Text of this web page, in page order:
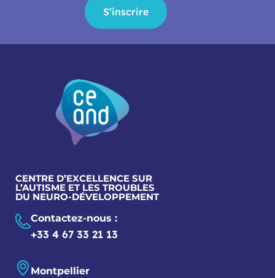
S’inscrire
CENTRE D’EXCELLENCE SUR
L’AUTISME ET LES TROUBLES
DU NEURO-DÉVELOPPEMENT
Contactez-nous :
+33 4 67 33 21 13
Montpellier